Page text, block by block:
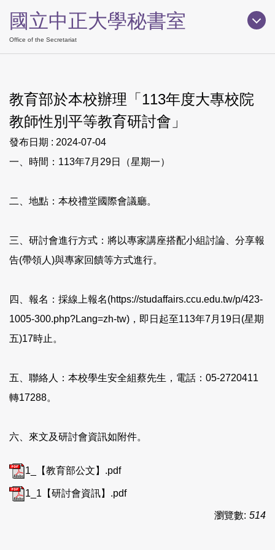
到
主
要
區
國立中正大學秘書室
Office of the Secretariat
教育部於本校辦理「113年度大專校院
教師性別平等教育研討會」
發布日期 : 2024-07-04
一、時間：113年7月29日（星期一）
二、地點：本校禮堂國際會議廳。
三、研討會進行方式：將以專家講座搭配小組討論、分享報
告(帶領人)與專家回饋等方式進行。
四、報名：採線上報名(https://studaffairs.ccu.edu.tw/p/423-
1005-300.php?Lang=zh-tw)，即日起至113年7月19日(星期
五)17時止。
五、聯絡人：本校學生安全組蔡先生，電話：05-2720411
轉17288。
六、來文及研討會資訊如附件。
1_【教育部公文】.pdf
1_1【研討會資訊】.pdf
瀏覽數: 514